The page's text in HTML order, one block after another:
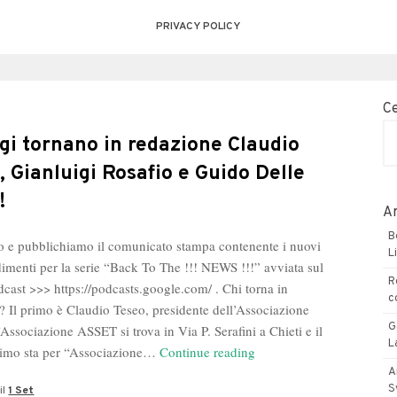
PRIVACY POLICY
tornano in redazione Claudio
Gianluigi Rosafio e Guido Delle
e pubblichiamo il comunicato stampa contenente i nuovi
per la serie “Back To The !!! NEWS !!!” avviata sul
>>> https://podcasts.google.com/ . Chi torna in
Il primo è Claudio Teseo, presidente dell’Associazione
ASSET si trova in Via P. Serafini a Chieti e il
sta per “Associazione…Continue reading
il1 Set